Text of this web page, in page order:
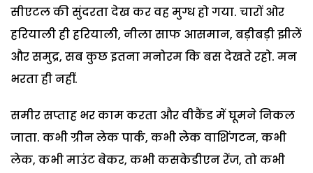
सीएटल की सुंदरता देख कर वह मुग्ध हो गया. चारों ओर
हरियाली ही हरियाली, नीला साफ आसमान, बड़ीबड़ी झीलें
और समुद्र, सब कुछ इतना मनोरम कि बस देखते रहो. मन
भरता ही नहीं.
समीर सप्ताह भर काम करता और वीकैंड में घूमने निकल
जाता. कभी ग्रीन लेक पार्क, कभी लेक वाशिंगटन, कभी
लेक, कभी माउंट बेकर, कभी कसकेडीएन रेंज, तो कभी